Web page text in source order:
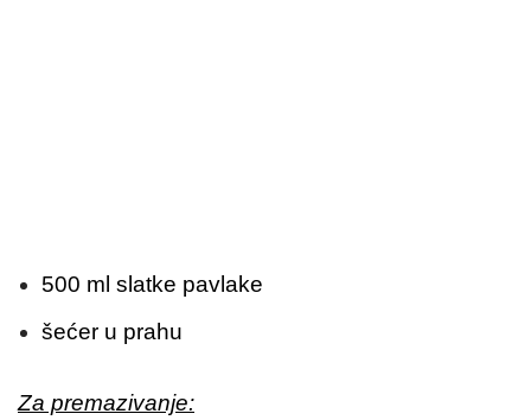
500 ml slatke pavlake
šećer u prahu
Za premazivanje: